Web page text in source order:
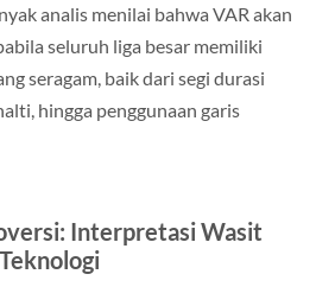
analis menilai bahwa VAR akan
seluruh liga besar memiliki
seragam, baik dari segi durasi
hingga penggunaan garis
Interpretasi Wasit